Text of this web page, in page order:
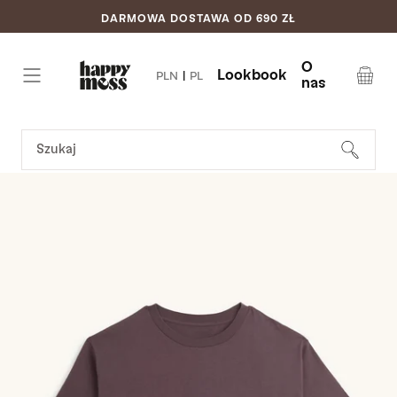
Pomiń do
treści
DARMOWA DOSTAWA OD 690 ZŁ
PLN PL Lookbook
O
nas
T-SHIRT - FLOWER POWER